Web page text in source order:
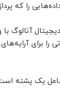
را که
برای
شامل یک پشته